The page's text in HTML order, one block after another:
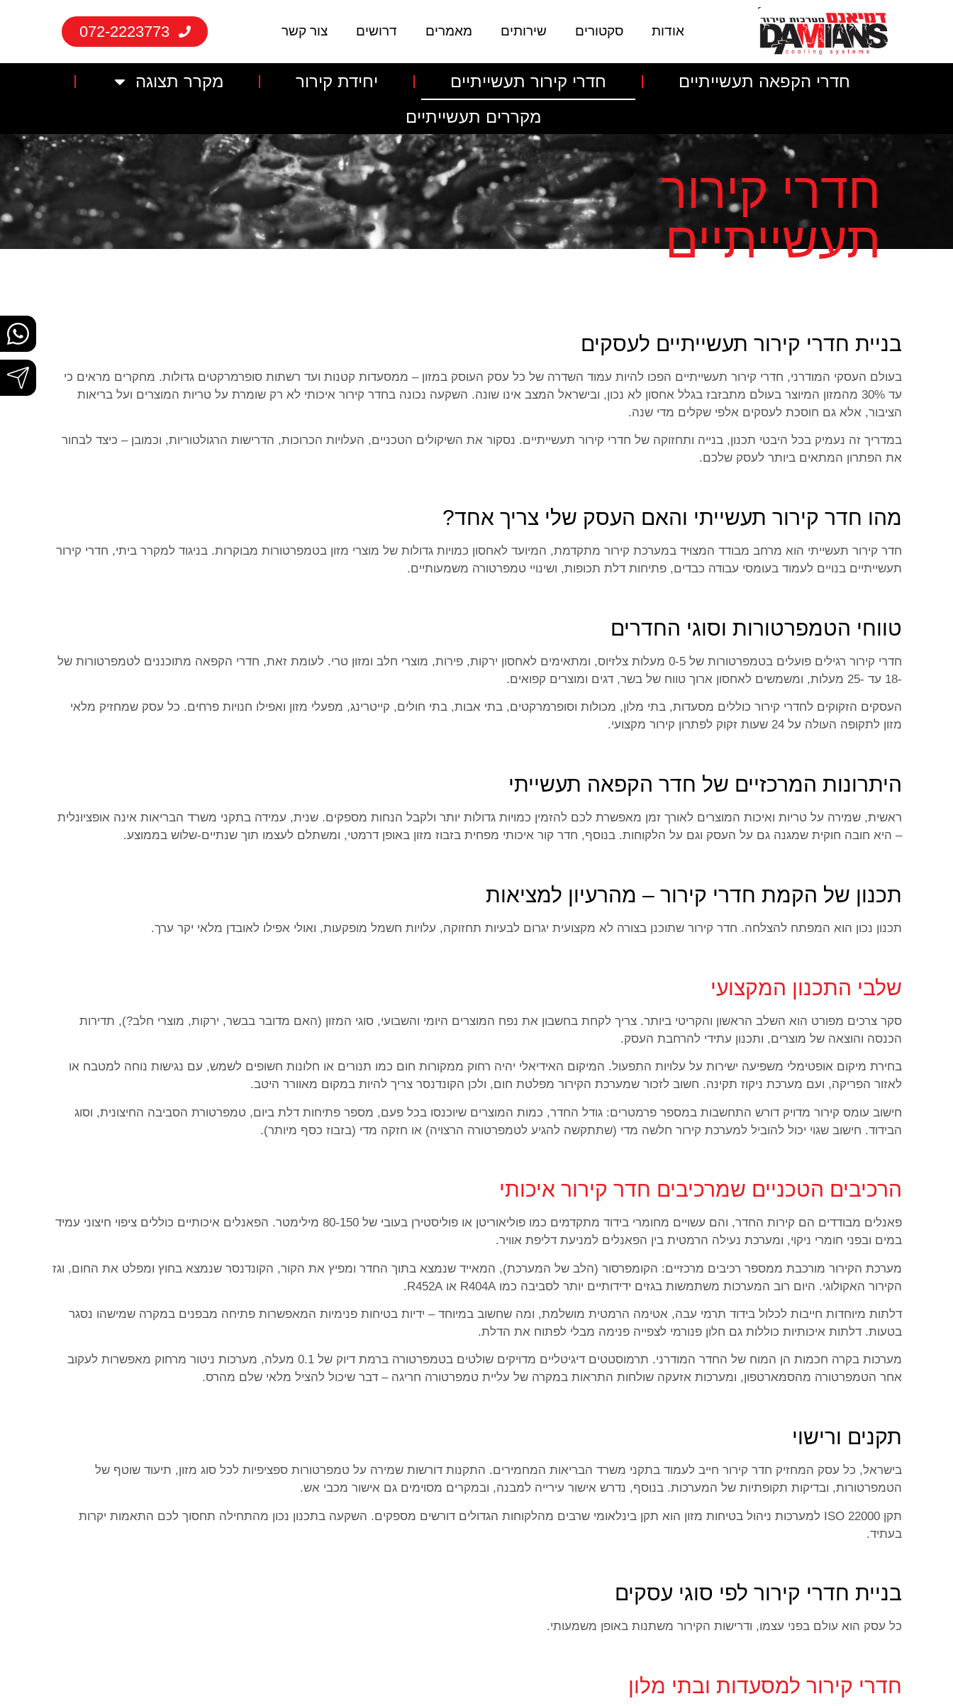
אודות סקטורים שירותים מאמרים דרושים צור קשר 072-2223773
חדרי הקפאה תעשייתיים חדרי קירור תעשייתיים יחידת קירור
מקרר תצוגה
מקררים תעשייתיים
חדרי קירור
תעשייתיים
בניית חדרי קירור תעשייתיים לעסקים
בעולם העסקי המודרני, חדרי קירור תעשייתיים הפכו להיות עמוד השדרה של כל עסק העוסק במזון – ממסעדות קטנות ועד רשתות סופרמרקטים גדולות. מחקרים מראים כי
עד 30% מהמזון המיוצר בעולם מתבזבז בגלל אחסון לא נכון, ובישראל המצב אינו שונה. השקעה נכונה בחדר קירור איכותי לא רק שומרת על טריות המוצרים ועל בריאות
הציבור, אלא גם חוסכת לעסקים אלפי שקלים מדי שנה.
במדריך זה נעמיק בכל היבטי תכנון, בנייה ותחזוקה של חדרי קירור תעשייתיים. נסקור את השיקולים הטכניים, העלויות הכרוכות, הדרישות הרגולטוריות, וכמובן – כיצד לבחור
את הפתרון המתאים ביותר לעסק שלכם.
מהו חדר קירור תעשייתי והאם העסק שלי צריך אחד?
חדר קירור תעשייתי הוא מרחב מבודד המצויד במערכת קירור מתקדמת, המיועד לאחסון כמויות גדולות של מוצרי מזון בטמפרטורות מבוקרות. בניגוד למקרר ביתי, חדרי קירור
תעשייתיים בנויים לעמוד בעומסי עבודה כבדים, פתיחות דלת תכופות, ושינויי טמפרטורה משמעותיים.
טווחי הטמפרטורות וסוגי החדרים
חדרי קירור רגילים פועלים בטמפרטורות של 0-5 מעלות צלזיוס, ומתאימים לאחסון ירקות, פירות, מוצרי חלב ומזון טרי. לעומת זאת, חדרי הקפאה מתוכננים לטמפרטורות של
-18 עד -25 מעלות, ומשמשים לאחסון ארוך טווח של בשר, דגים ומוצרים קפואים.
העסקים הזקוקים לחדרי קירור כוללים מסעדות, בתי מלון, מכולות וסופרמרקטים, בתי אבות, בתי חולים, קייטרינג, מפעלי מזון ואפילו חנויות פרחים. כל עסק שמחזיק מלאי
מזון לתקופה העולה על 24 שעות זקוק לפתרון קירור מקצועי.
היתרונות המרכזיים של חדר הקפאה תעשייתי
ראשית, שמירה על טריות ואיכות המוצרים לאורך זמן מאפשרת לכם להזמין כמויות גדולות יותר ולקבל הנחות מספקים. שנית, עמידה בתקני משרד הבריאות אינה אופציונלית
– היא חובה חוקית שמגנה גם על העסק וגם על הלקוחות. בנוסף, חדר קור איכותי מפחית בזבוז מזון באופן דרמטי, ומשתלם לעצמו תוך שנתיים-שלוש בממוצע.
תכנון של הקמת חדרי קירור – מהרעיון למציאות
תכנון נכון הוא המפתח להצלחה. חדר קירור שתוכנן בצורה לא מקצועית יגרום לבעיות תחזוקה, עלויות חשמל מופקעות, ואולי אפילו לאובדן מלאי יקר ערך.
שלבי התכנון המקצועי
סקר צרכים מפורט הוא השלב הראשון והקריטי ביותר. צריך לקחת בחשבון את נפח המוצרים היומי והשבועי, סוגי המזון (האם מדובר בבשר, ירקות, מוצרי חלב?), תדירות
הכנסה והוצאה של מוצרים, ותכנון עתידי להרחבת העסק.
בחירת מיקום אופטימלי משפיעה ישירות על עלויות התפעול. המיקום האידיאלי יהיה רחוק ממקורות חום כמו תנורים או חלונות חשופים לשמש, עם נגישות נוחה למטבח או
לאזור הפריקה, ועם מערכת ניקוז תקינה. חשוב לזכור שמערכת הקירור מפלטת חום, ולכן הקונדנסר צריך להיות במקום מאוורר היטב.
חישוב עומס קירור מדויק דורש התחשבות במספר פרמטרים: גודל החדר, כמות המוצרים שיוכנסו בכל פעם, מספר פתיחות דלת ביום, טמפרטורת הסביבה החיצונית, וסוג
הבידוד. חישוב שגוי יכול להוביל למערכת קירור חלשה מדי (שתתקשה להגיע לטמפרטורה הרצויה) או חזקה מדי (בזבוז כסף מיותר).
הרכיבים הטכניים שמרכיבים חדר קירור איכותי
פאנלים מבודדים הם קירות החדר, והם עשויים מחומרי בידוד מתקדמים כמו פוליאוריטן או פוליסטירן בעובי של 80-150 מילימטר. הפאנלים איכותיים כוללים ציפוי חיצוני עמיד
במים ובפני חומרי ניקוי, ומערכת נעילה הרמטית בין הפאנלים למניעת דליפת אוויר.
מערכת הקירור מורכבת ממספר רכיבים מרכזיים: הקומפרסור (הלב של המערכת), המאייד שנמצא בתוך החדר ומפיץ את הקור, הקונדנסר שנמצא בחוץ ומפלט את החום, וגז
הקירור האקולוגי. היום רוב המערכות משתמשות בגזים ידידותיים יותר לסביבה כמו R404A או R452A.
דלתות מיוחדות חייבות לכלול בידוד תרמי עבה, אטימה הרמטית מושלמת, ומה שחשוב במיוחד – ידיות בטיחות פנימיות המאפשרות פתיחה מבפנים במקרה שמישהו נסגר
בטעות. דלתות איכותיות כוללות גם חלון פנורמי לצפייה פנימה מבלי לפתוח את הדלת.
מערכות בקרה חכמות הן המוח של החדר המודרני. תרמוסטטים דיגיטליים מדויקים שולטים בטמפרטורה ברמת דיוק של 0.1 מעלה, מערכות ניטור מרחוק מאפשרות לעקוב
אחר הטמפרטורה מהסמארטפון, ומערכות אזעקה שולחות התראות במקרה של עליית טמפרטורה חריגה – דבר שיכול להציל מלאי שלם מהרס.
תקנים ורישוי
בישראל, כל עסק המחזיק חדר קירור חייב לעמוד בתקני משרד הבריאות המחמירים. התקנות דורשות שמירה על טמפרטורות ספציפיות לכל סוג מזון, תיעוד שוטף של
הטמפרטורות, ובדיקות תקופתיות של המערכות. בנוסף, נדרש אישור עירייה למבנה, ובמקרים מסוימים גם אישור מכבי אש.
תקן ISO 22000 למערכות ניהול בטיחות מזון הוא תקן בינלאומי שרבים מהלקוחות הגדולים דורשים מספקים. השקעה בתכנון נכון מהתחילה תחסוך לכם התאמות יקרות
בעתיד.
בניית חדרי קירור לפי סוגי עסקים
כל עסק הוא עולם בפני עצמו, ודרישות הקירור משתנות באופן משמעותי.
חדרי קירור למסעדות ובתי מלון